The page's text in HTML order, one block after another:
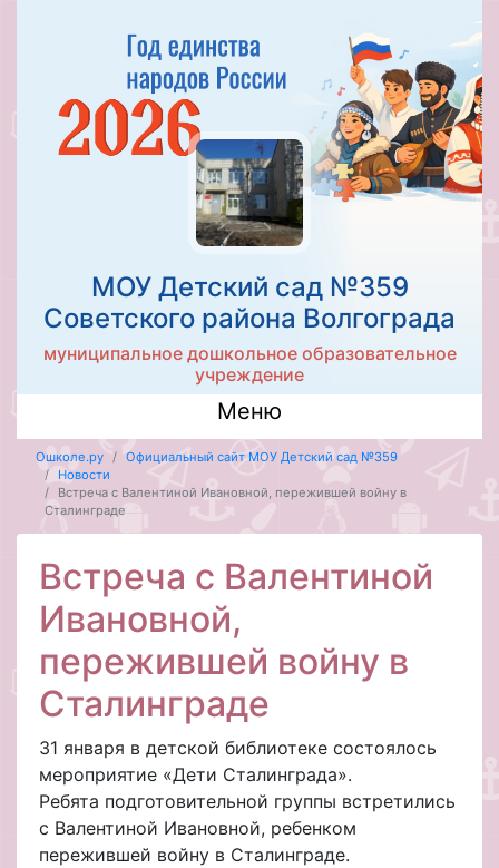
МОУ Детский сад №359
Советского района Волгограда
муниципальное дошкольное образовательное
учреждение
Меню
Ошколе.ру
Официальный сайт МОУ Детский сад №359
Новости
Встреча с Валентиной Ивановной, пережившей войну в
Сталинграде
Встреча с Валентиной
Ивановной,
пережившей войну в
Сталинграде
31 января в детской библиотеке состоялось
мероприятие «Дети Сталинграда».
Ребята подготовительной группы встретились
с Валентиной Ивановной, ребенком
пережившей войну в Сталинграде.